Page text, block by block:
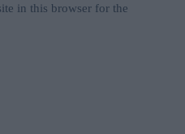
in this browser for the